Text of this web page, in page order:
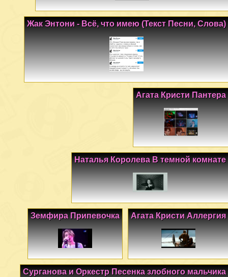
Жак Энтони - Всё, что имею (Текст Песни, Слова)
Агата Кристи Пантера
Наталья Королева В темной комнате
Агата Кристи Аллергия
Земфира Припевочка
Сурганова и Оркестр Песенка злобного мальчика